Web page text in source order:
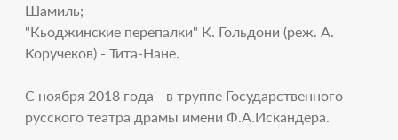
Шамиль;
"Кьоджинские перепалки" К. Гольдони (реж. А.
Коручеков) - Тита-Нане.
С ноября 2018 года - в труппе Государственного
русского театра драмы имени Ф.А.Искандера.